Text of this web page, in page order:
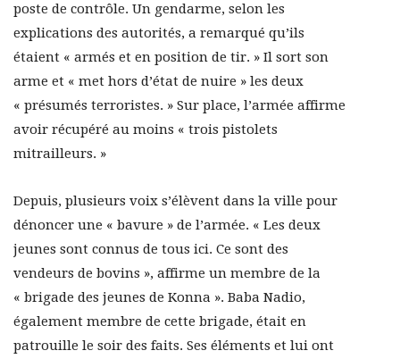
poste de contrôle. Un gendarme, selon les
explications des autorités, a remarqué qu’ils
étaient « armés et en position de tir. » Il sort son
arme et « met hors d’état de nuire » les deux
« présumés terroristes. » Sur place, l’armée affirme
avoir récupéré au moins « trois pistolets
mitrailleurs. »
Depuis, plusieurs voix s’élèvent dans la ville pour
dénoncer une « bavure » de l’armée. « Les deux
jeunes sont connus de tous ici. Ce sont des
vendeurs de bovins », affirme un membre de la
« brigade des jeunes de Konna ». Baba Nadio,
également membre de cette brigade, était en
patrouille le soir des faits. Ses éléments et lui ont